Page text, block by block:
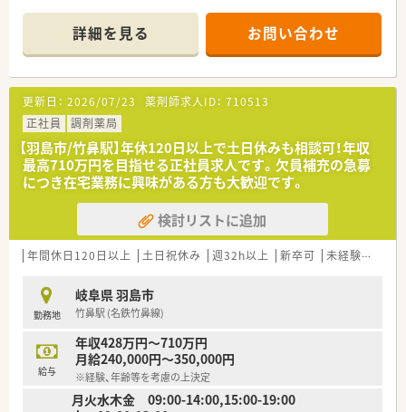
【店舗情報と応需状況について】
■名鉄竹鼻線の竹鼻駅から徒歩で19分ほどの場所に位置し、地
域に根差した医療を提供する地域密着型の調剤薬局です。
■主に近隣のクリニックから内科や小児科、消化器科の処方箋を
応需しており、1日あたり約70枚に対応しています。
■常時2名の薬剤師と医療事務スタッフが連携しており、チーム
ワークを大切にしながら日々の業務に取り組んでいます。
【求人情報について】
■正社員としての雇用となり、年収は500万円から最大650万円
まで、これまでのご経験やスキルを考慮して決定されます。
■処方箋に基づく調剤業務や服薬指導に加えて、患者様の健康相
談に応じる市販薬の販売など幅広い業務をお任せします。
■充実した研修制度や資格取得支援制度が整備されており、ブラ
【やりがい/おすすめポイント】
■ご自身の頑張りが昇給や昇格に直接つながる明確な評価制度
があり、高いモチベーションを保ちながら仕事に取り組める環境
です。
■充実した有給休暇や少ない残業時間のおかげで心身ともにリ
フレッシュしやすく、長く働き続けられる安心感があることが魅
力です。
詳細を見る お問い合わせ
更新日： 2026/07/23 薬剤師求人ID： 710513
正社員
調剤薬局
【羽島市/竹鼻駅】年休120日以上で土日休みも相談可！年収
最高710万円を目指せる正社員求人です。欠員補充の急募
につき在宅業務に興味がある方も大歓迎です。
検討リストに追加
年間休日120日以上 土日祝休み 週32h以上 新卒可 未経験可
勤務地
岐阜県 羽島市
竹鼻駅 (名鉄竹鼻線)
給与
年収428万円～710万円
月給240,000円～350,000円
※経験、年齢等を考慮の上決定
月火水木金 09:00-14:00,15:00-19:00